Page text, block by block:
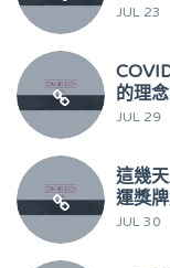
JUL 23
的理
JUL 29
這幾
運獎
JUL 30